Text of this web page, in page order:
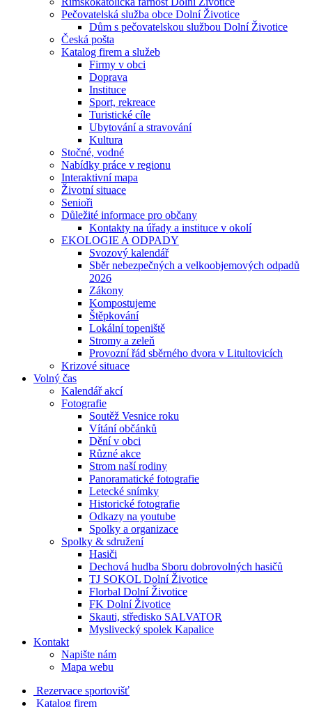
Pečovatelská služba obce Dolní Životice
Dům s pečovatelskou službou Dolní Životice
Česká pošta
Katalog firem a služeb
Firmy v obci
Doprava
Instituce
Sport, rekreace
Turistické cíle
Ubytování a stravování
Kultura
Stočné, vodné
Nabídky práce v regionu
Interaktivní mapa
Životní situace
Senioři
Důležité informace pro občany
Kontakty na úřady a instituce v okolí
EKOLOGIE A ODPADY
Svozový kalendář
Sběr nebezpečných a velkoobjemových odpadů
2026
Zákony
Kompostujeme
Štěpkování
Lokální topeniště
Stromy a zeleň
Provozní řád sběrného dvora v Litultovicích
Krizové situace
Volný čas
Kalendář akcí
Fotografie
Soutěž Vesnice roku
Vítání občánků
Dění v obci
Různé akce
Strom naší rodiny
Panoramatické fotografie
Letecké snímky
Historické fotografie
Odkazy na youtube
Spolky a organizace
Spolky & sdružení
Hasiči
Dechová hudba Sboru dobrovolných hasičů
TJ SOKOL Dolní Životice
Florbal Dolní Životice
FK Dolní Životice
Skauti, středisko SALVATOR
Myslivecký spolek Kapalice
Kontakt
Napište nám
Mapa webu
Rezervace sportovišť
Katalog firem